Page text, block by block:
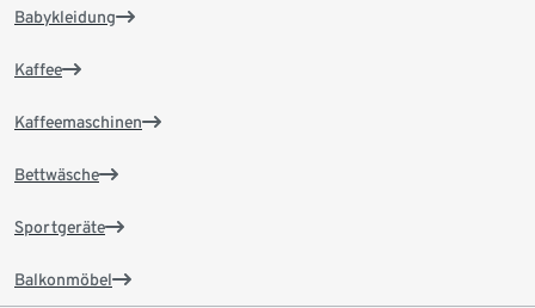
Babykleidung
Kaffee
Kaffeemaschinen
Bettwäsche
Sportgeräte
Balkonmöbel